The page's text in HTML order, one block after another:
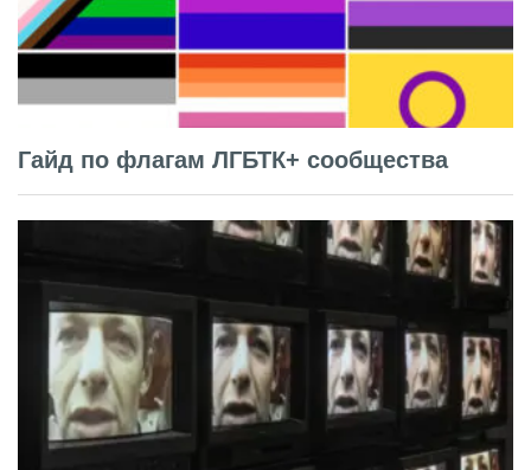
Гайд по флагам ЛГБТК+ сообщества